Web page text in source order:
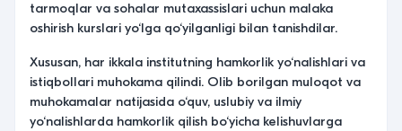
tarmoqlar va sohalar mutaxassislari uchun malaka
oshirish kurslari yo‘lga qo‘yilganligi bilan tanishdilar.
Xususan, har ikkala institutning hamkorlik yo‘nalishlari va
istiqbollari muhokama qilindi. Olib borilgan muloqot va
muhokamalar natijasida o‘quv, uslubiy va ilmiy
yo‘nalishlarda hamkorlik qilish bo‘yicha kelishuvlarga